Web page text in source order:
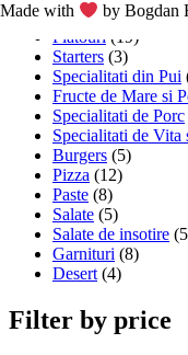
Made with by Bogdan
Meniul Zilei (2)
Platouri (19)
Starters (3)
Specialitati din Pui
Fructe de Mare si
Specialitati de Porc
Specialitati de Vita
Burgers (5)
Pizza (12)
Paste (8)
Salate (5)
Salate de insotire
Garnituri (8)
Desert (4)
Filter by price